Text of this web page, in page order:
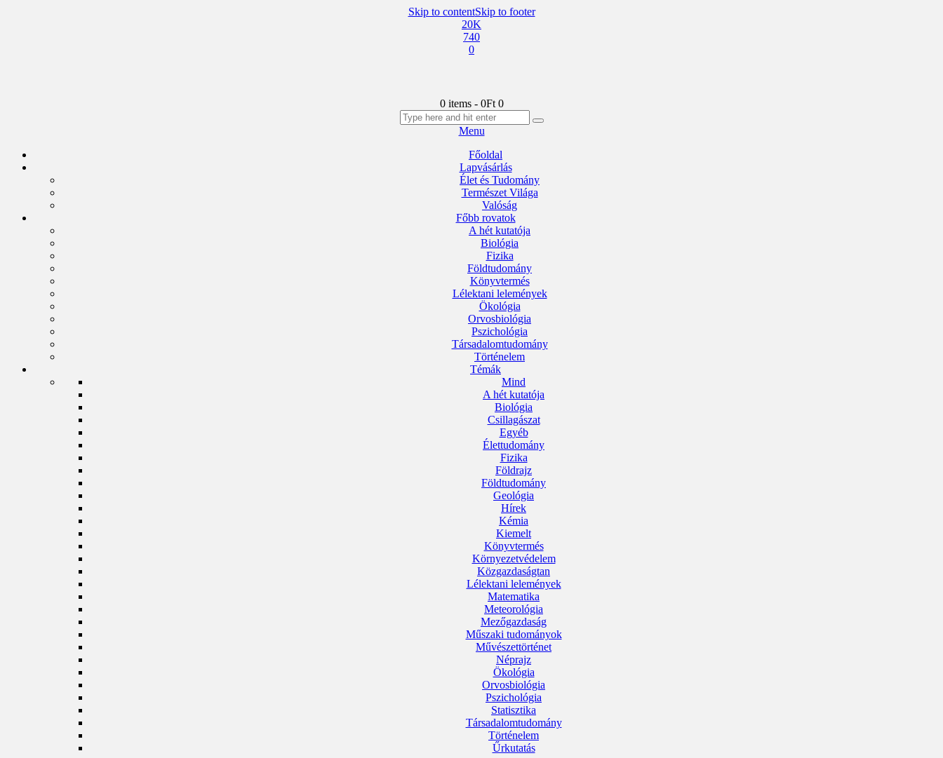
Skip to contentSkip to footer
20K
740
0
0 items - 0Ft 0
Menu
Főoldal
Lapvásárlás
Élet és Tudomány
Természet Világa
Valóság
Főbb rovatok
A hét kutatója
Biológia
Fizika
Földtudomány
Könyvtermés
Lélektani lelemények
Ökológia
Orvosbiológia
Pszichológia
Társadalomtudomány
Történelem
Témák
Mind
A hét kutatója
Biológia
Csillagászat
Egyéb
Élettudomány
Fizika
Földrajz
Földtudomány
Geológia
Hírek
Kémia
Kiemelt
Könyvtermés
Környezetvédelem
Közgazdaságtan
Lélektani lelemények
Matematika
Meteorológia
Mezőgazdaság
Műszaki tudományok
Művészettörténet
Néprajz
Ökológia
Orvosbiológia
Pszichológia
Statisztika
Társadalomtudomány
Történelem
Űrkutatás